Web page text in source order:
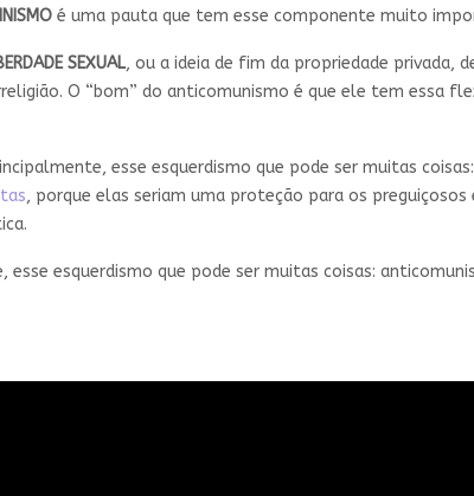
é uma pauta que tem esse componente muito
SEXUAL, ou a ideia de fim da propriedade privada,
O “bom” do anticomunismo é que ele tem essa
esse esquerdismo que pode ser muitas
, porque elas seriam uma proteção para os preguiçosos
esquerdismo que pode ser muitas coisas: